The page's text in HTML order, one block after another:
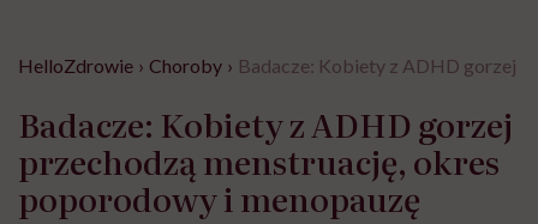
HelloZdrowie › Choroby › Badacze: Kobiety z ADHD gorzej
Badacze: Kobiety z ADHD gorzej
przechodzą menstruację, okres
poporodowy i menopauzę